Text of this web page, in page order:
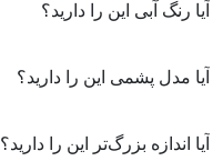
آیا رنگ آبی این را دارید؟
آیا مدل پشمی این را دارید؟
آیا اندازه بزرگ‌تر این را دارید؟